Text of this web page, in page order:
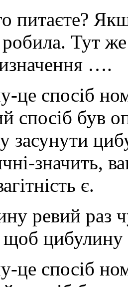
питаєте?
Тут
….
це спосіб
спосіб був
засунути
значить,
є.
ревий раз
щоб
це спосіб